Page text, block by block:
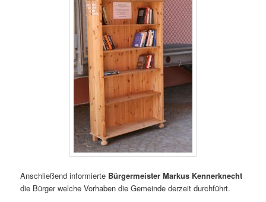
Anschließend informierte Bürgermeister Markus Kennerknecht
die Bürger welche Vorhaben die Gemeinde derzeit durchführt.